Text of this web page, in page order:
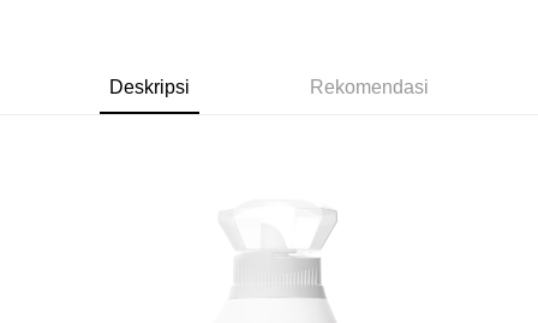
bagaimanapun, bagi mereka yang telah memuat turun Aplikasi AFTEE
dan mendaftar sebagai ahli AFTEE boleh menikmati tempoh pembayaran
boleh melanjutkan tempoh pembayaran anda sebelum anda menerima
pesanan. Walau bagaimanapun, tiada jaminan bahawa anda boleh
menerima pesanan anda semasa tempoh pembayaran (cth.: produk
prapesanan atau produk yang mungkin mengambil masa yang lebih
lama untuk dihantar). Oleh itu, anda dikehendaki membuat pembayaran
kepada AFTEE dalam tempoh sama ada anda menerima pesanan.
7-11取貨付款
NT$60/pesanan | Penghantaran percuma untuk pesanan
NT$60/pesanan | Penghantaran percuma untuk pesanan
Deskripsi Rekomendasi